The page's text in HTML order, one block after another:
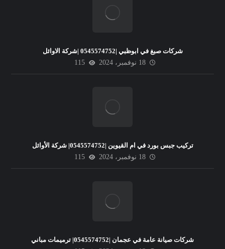
شركات صبغ في ابوظبي |0545574752 |شركة الاوائل
18 نوفمبر، 2024
115
تركيب جبس بورد في ام القيوين |0545574752| شركة الأوائل
18 نوفمبر، 2024
115
شركات صيانة عامة في عجمان |0545574752| ترميمات مباني